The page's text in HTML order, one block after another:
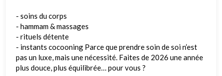
- soins du corps
- hammam & massages
- rituels détente
- instants cocooning Parce que prendre soin de soi n’est
pas un luxe, mais une nécessité. Faites de 2026 une année
plus douce, plus équilibrée… pour vous ?